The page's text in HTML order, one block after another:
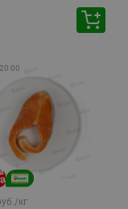
20:00
кг